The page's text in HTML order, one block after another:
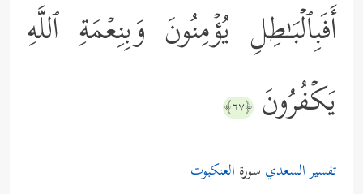
أَفَبِٱلۡبَـٰطِلِ یُؤۡمِنُونَ وَبِنِعۡمَةِ ٱللَّهِ
یَكۡفُرُونَ ﴿٦٧﴾
تفسير السعدي سورة العنكبوت